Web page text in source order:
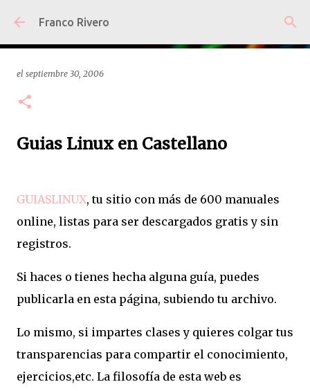
Ir al contenido principal
Franco Rivero
el septiembre 30, 2006
Guias Linux en Castellano
GUIASLINUX, tu sitio con más de 600 manuales
online, listas para ser descargados gratis y sin
registros.
Si haces o tienes hecha alguna guía, puedes
publicarla en esta página, subiendo tu archivo.
Lo mismo, si impartes clases y quieres colgar tus
transparencias para compartir el conocimiento,
ejercicios,etc. La filosofía de esta web es